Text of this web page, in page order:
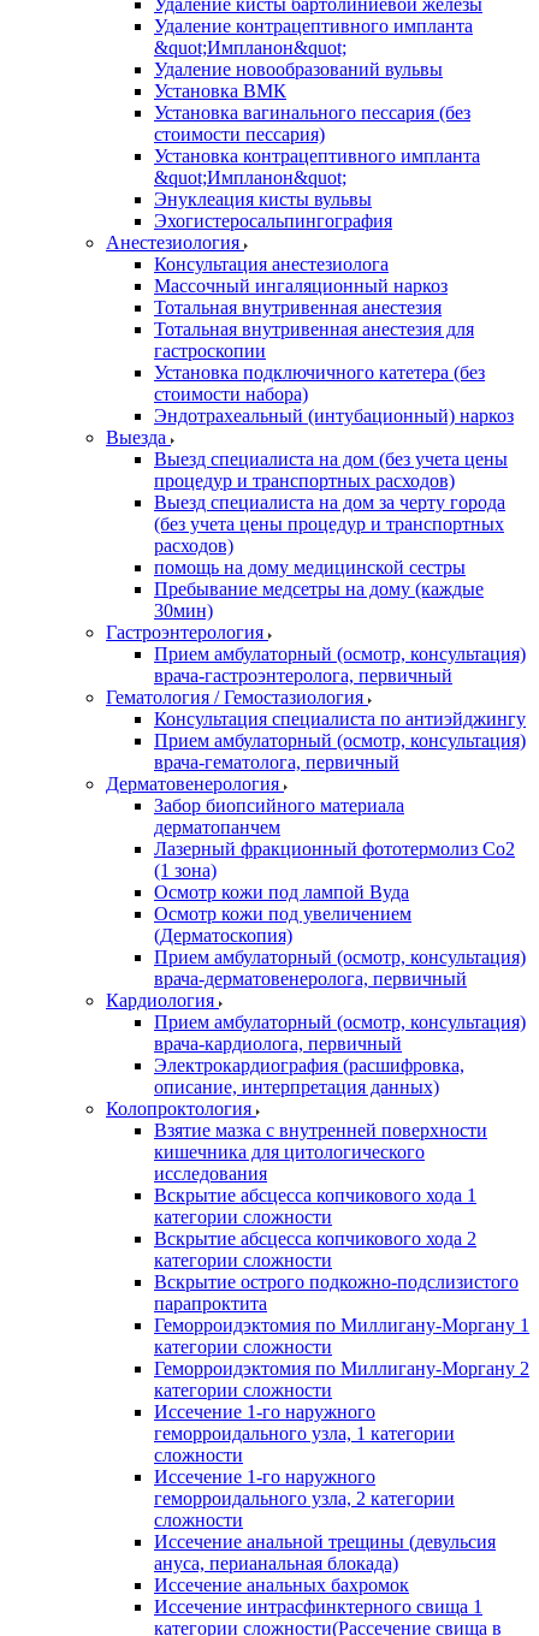
Удаление кисты бартолиниевой железы
Удаление контрацептивного импланта
&quot;Импланон&quot;
Удаление новообразований вульвы
Установка ВМК
Установка вагинального пессария (без
стоимости пессария)
Установка контрацептивного импланта
&quot;Импланон&quot;
Энуклеация кисты вульвы
Эхогистеросальпингография
Анестезиология
Консультация анестезиолога
Массочный ингаляционный наркоз
Тотальная внутривенная анестезия
Тотальная внутривенная анестезия для
гастроскопии
Установка подключичного катетера (без
стоимости набора)
Эндотрахеальный (интубационный) наркоз
Выезда
Выезд специалиста на дом (без учета цены
процедур и транспортных расходов)
Выезд специалиста на дом за черту города
(без учета цены процедур и транспортных
расходов)
помощь на дому медицинской сестры
Пребывание медсетры на дому (каждые
30мин)
Гастроэнтерология
Прием амбулаторный (осмотр, консультация)
врача-гастроэнтеролога, первичный
Гематология / Гемостазиология
Консультация специалиста по антиэйджингу
Прием амбулаторный (осмотр, консультация)
врача-гематолога, первичный
Дерматовенерология
Забор биопсийного материала
дерматопанчем
Лазерный фракционный фототермолиз Со2
(1 зона)
Осмотр кожи под лампой Вуда
Осмотр кожи под увеличением
(Дерматоскопия)
Прием амбулаторный (осмотр, консультация)
врача-дерматовенеролога, первичный
Кардиология
Прием амбулаторный (осмотр, консультация)
врача-кардиолога, первичный
Электрокардиография (расшифровка,
описание, интерпретация данных)
Колопроктология
Взятие мазка с внутренней поверхности
кишечника для цитологического
исследования
Вскрытие абсцесса копчикового хода 1
категории сложности
Вскрытие абсцесса копчикового хода 2
категории сложности
Вскрытие острого подкожно-подслизистого
парапроктита
Геморроидэктомия по Миллигану-Моргану 1
категории сложности
Геморроидэктомия по Миллигану-Моргану 2
категории сложности
Иссечение 1-го наружного
геморроидального узла, 1 категории
сложности
Иссечение 1-го наружного
геморроидального узла, 2 категории
сложности
Иссечение анальной трещины (девульсия
ануса, перианальная блокада)
Иссечение анальных бахромок
Иссечение интрасфинктерного свища 1
категории сложности(Рассечение свища в